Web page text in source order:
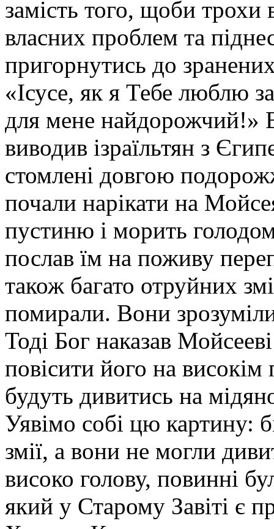
замість того, щоби трохи
власних проблем та
пригорнутись до
«Ісусе, як я Тебе люблю
для мене найдорожчий!»
виводив ізраїльтян з
стомлені довгою
почали нарікати на
пустиню і морить
послав їм на поживу
також багато отруйних
помирали. Вони
Тоді Бог наказав
повісити його на високім
будуть дивитись на
Уявімо собі цю картину:
змії, а вони не могли
високо голову, повинні
який у Старому Завіті є